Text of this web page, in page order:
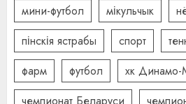
мини-футбол
мікульчык
пінскія ястрабы
спорт
фарм
футбол хк Динамо-
чемпионат Беларуси